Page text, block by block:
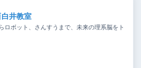
井教室
ロボット、さんすうまで、未来の理系脳をト